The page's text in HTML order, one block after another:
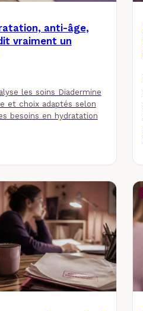
anti-âge,
vraiment un
les soins Diadermine
et choix adaptés selon
besoins en hydratation